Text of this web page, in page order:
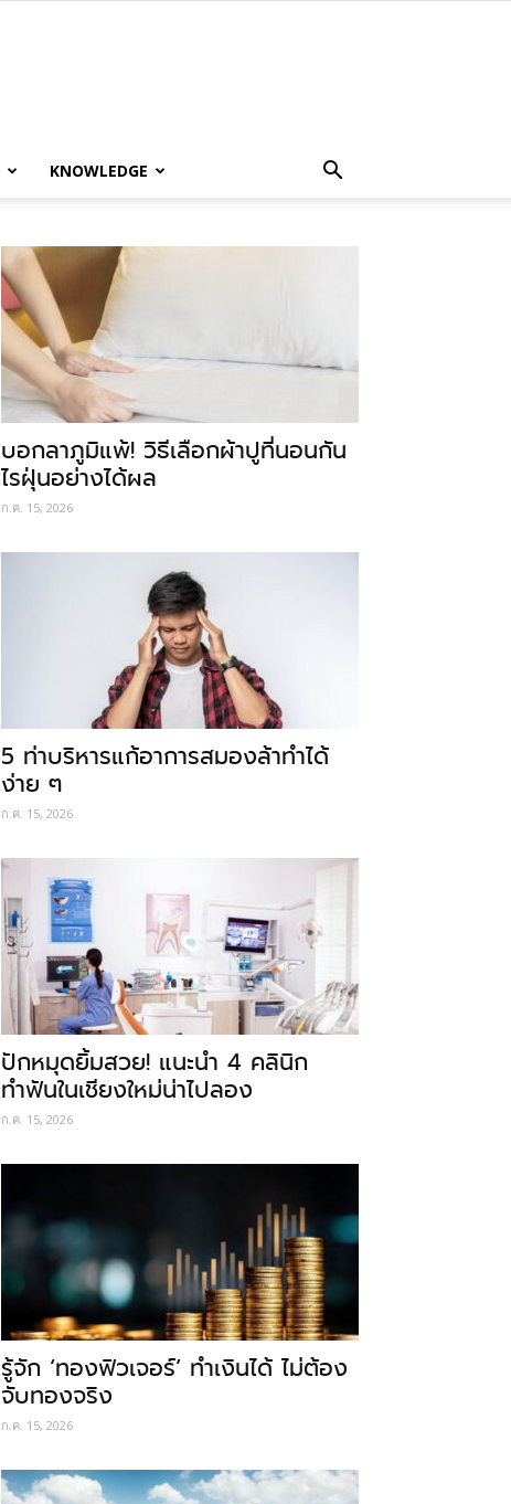
KNOWLEDGE
บอกลาภูมิแพ้! วิธีเลือกผ้าปูที่นอนกัน
ไรฝุ่นอย่างได้ผล
ก.ค. 15, 2026
5 ท่าบริหารแก้อาการสมองล้าทำได้
ง่าย ๆ
ก.ค. 15, 2026
ปักหมุดยิ้มสวย! แนะนำ 4 คลินิก
ทำฟันในเชียงใหม่น่าไปลอง
ก.ค. 15, 2026
รู้จัก ‘ทองฟิวเจอร์’ ทำเงินได้ ไม่ต้อง
จับทองจริง
ก.ค. 15, 2026